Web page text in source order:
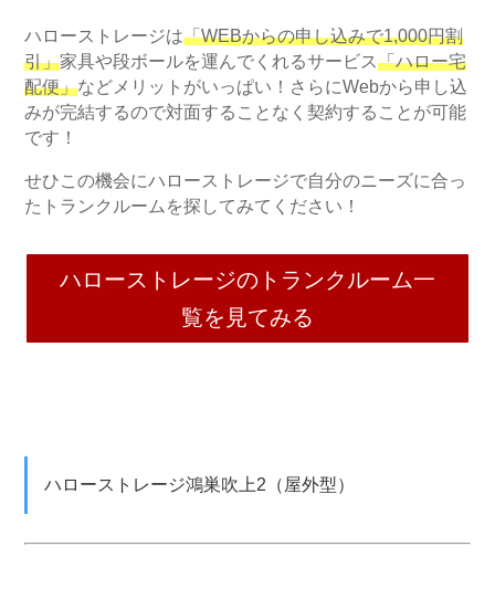
ハローストレージは「WEBからの申し込みで1,000円割
引」家具や段ボールを運んでくれるサービス「ハロー宅
配便」などメリットがいっぱい！さらにWebから申し込
みが完結するので対面することなく契約することが可能
です！
せひこの機会にハローストレージで自分のニーズに合っ
たトランクルームを探してみてください！
ハローストレージのトランクルーム一
覧を見てみる
ハローストレージ鴻巣吹上2（屋外型）